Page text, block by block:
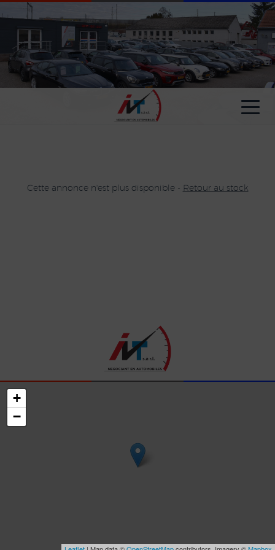
Cette annonce n'est plus disponible - Retour au stock
+
−
Paramètres avancés des cookies